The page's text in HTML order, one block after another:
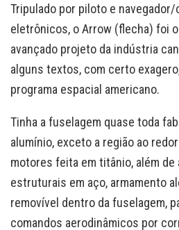
Tripulado por piloto e
eletrônicos, o Arrow (flecha) foi
avançado projeto da indústria
alguns textos, com certo
programa espacial americano.
Tinha a fuselagem quase toda
alumínio, exceto a região ao
motores feita em titânio, além
estruturais em aço, armamento
removível dentro da fuselagem,
comandos aerodinâmicos por